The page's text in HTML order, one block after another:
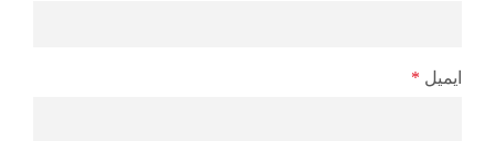
ایمیل *